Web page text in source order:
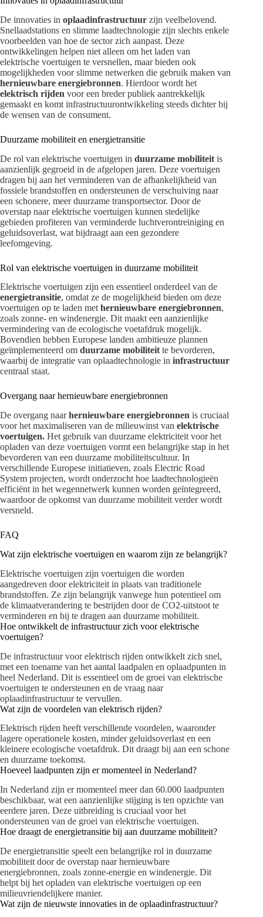
De innovaties in oplaadinfrastructuur zijn veelbelovend.
Snellaadstations en slimme laadtechnologie zijn slechts enkele
voorbeelden van hoe de sector zich aanpast. Deze
ontwikkelingen helpen niet alleen om het laden van
elektrische voertuigen te versnellen, maar bieden ook
mogelijkheden voor slimme netwerken die gebruik maken van
hernieuwbare energiebronnen. Hierdoor wordt het
elektrisch rijden voor een breder publiek aantrekkelijk
gemaakt en komt infrastructuurontwikkeling steeds dichter bij
de wensen van de consument.
Duurzame mobiliteit en energietransitie
De rol van elektrische voertuigen in duurzame mobiliteit is
aanzienlijk gegroeid in de afgelopen jaren. Deze voertuigen
dragen bij aan het verminderen van de afhankelijkheid van
fossiele brandstoffen en ondersteunen de verschuiving naar
een schonere, meer duurzame transportsector. Door de
overstap naar elektrische voertuigen kunnen stedelijke
gebieden profiteren van verminderde luchtverontreiniging en
geluidsoverlast, wat bijdraagt aan een gezondere
leefomgeving.
Rol van elektrische voertuigen in duurzame mobiliteit
Elektrische voertuigen zijn een essentieel onderdeel van de
energietransitie, omdat ze de mogelijkheid bieden om deze
voertuigen op te laden met hernieuwbare energiebronnen,
zoals zonne- en windenergie. Dit maakt een aanzienlijke
vermindering van de ecologische voetafdruk mogelijk.
Bovendien hebben Europese landen ambitieuze plannen
geïmplementeerd om duurzame mobiliteit te bevorderen,
waarbij de integratie van oplaadtechnologie in infrastructuur
centraal staat.
Overgang naar hernieuwbare energiebronnen
De overgang naarhernieuwbare energiebronnen is cruciaal
voor het maximaliseren van de milieuwinst van elektrische
voertuigen. Het gebruik van duurzame elektriciteit voor het
opladen van deze voertuigen vormt een belangrijke stap in het
bevorderen van een duurzame mobiliteitscultuur. In
verschillende Europese initiatieven, zoals Electric Road
System projecten, wordt onderzocht hoe laadtechnologieën
efficiënt in het wegennetwerk kunnen worden geïntegreerd,
waardoor de opkomst van duurzame mobiliteit verder wordt
versneld.
FAQ
Wat zijn elektrische voertuigen en waarom zijn ze belangrijk?
Elektrische voertuigen zijn voertuigen die worden
aangedreven door elektriciteit in plaats van traditionele
brandstoffen. Ze zijn belangrijk vanwege hun potentieel om
de klimaatverandering te bestrijden door de CO2-uitstoot te
verminderen en bij te dragen aan duurzame mobiliteit.
Hoe ontwikkelt de infrastructuur zich voor elektrische
voertuigen?
De infrastructuur voor elektrisch rijden ontwikkelt zich snel,
met een toename van het aantal laadpalen en oplaadpunten in
heel Nederland. Dit is essentieel om de groei van elektrische
voertuigen te ondersteunen en de vraag naar
oplaadinfrastructuur te vervullen.
Wat zijn de voordelen van elektrisch rijden?
Elektrisch rijden heeft verschillende voordelen, waaronder
lagere operationele kosten, minder geluidsoverlast en een
kleinere ecologische voetafdruk. Dit draagt bij aan een schone
en duurzame toekomst.
Hoeveel laadpunten zijn er momenteel in Nederland?
In Nederland zijn er momenteel meer dan 60.000 laadpunten
beschikbaar, wat een aanzienlijke stijging is ten opzichte van
eerdere jaren. Deze uitbreiding is cruciaal voor het
ondersteunen van de groei van elektrische voertuigen.
Hoe draagt de energietransitie bij aan duurzame mobiliteit?
De energietransitie speelt een belangrijke rol in duurzame
mobiliteit door de overstap naar hernieuwbare
energiebronnen, zoals zonne-energie en windenergie. Dit
helpt bij het opladen van elektrische voertuigen op een
milieuvriendelijkere manier.
Wat zijn de nieuwste innovaties in de oplaadinfrastructuur?